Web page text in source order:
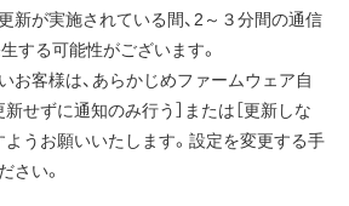
新が実施されている間、2～３分間の通信
する可能性がございます。
お客様は、あらかじめファームウェア自
せずに通知のみ行う］または［更新しな
ようお願いいたします。設定を変更する手
さい。